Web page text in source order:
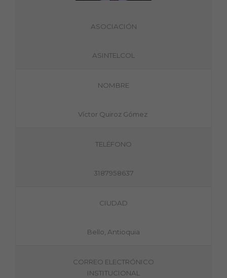
ASOCIACIÓN
ASINTELCOL
NOMBRE
Víctor Quiroz Gómez
TELÉFONO
3187958637
CIUDAD
Bello, Antioquia
CORREO ELECTRÓNICO
INSTITUCIONAL